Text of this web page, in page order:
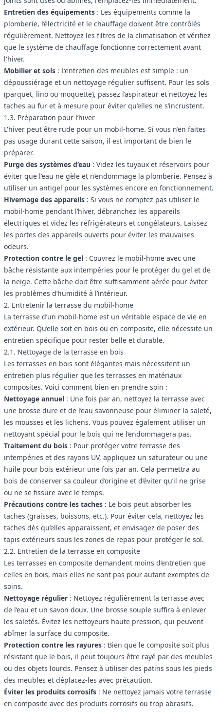
Entretien des équipements : Les équipements comme la
plomberie, l’électricité et le chauffage doivent être contrôlés
régulièrement. Nettoyez les filtres de la climatisation et vérifiez
que le système de chauffage fonctionne correctement avant
l'hiver.
Mobilier et sols : L’entretien des meubles est simple : un
dépoussiérage et un nettoyage régulier suffisent. Pour les sols
(parquet, lino ou moquette), passez l’aspirateur et nettoyez les
taches au fur et à mesure pour éviter qu’elles ne s’incrustent.
1.3. Préparation pour l’hiver
L'hiver peut être rude pour un mobil-home. Si vous n’en faites
pas usage durant cette saison, il est important de bien le
préparer.
Purge des systèmes d’eau : Videz les tuyaux et réservoirs pour
éviter que l’eau ne gèle et n’endommage la plomberie. Pensez à
utiliser un antigel pour les systèmes encore en fonctionnement.
Hivernage des appareils : Si vous ne comptez pas utiliser le
mobil-home pendant l’hiver, débranchez les appareils
électriques et videz les réfrigérateurs et congélateurs. Laissez
les portes des appareils ouverts pour éviter les mauvaises
odeurs.
Protection contre le gel : Couvrez le mobil-home avec une
bâche résistante aux intempéries pour le protéger du gel et de
la neige. Cette bâche doit être suffisamment aérée pour éviter
les problèmes d’humidité à l’intérieur.
2. Entretenir la terrasse du mobil-home
La terrasse d’un mobil-home est un véritable espace de vie en
extérieur. Qu’elle soit en bois ou en composite, elle nécessite un
entretien spécifique pour rester belle et durable.
2.1. Nettoyage de la terrasse en bois
Les terrasses en bois sont élégantes mais nécessitent un
entretien plus régulier que les terrasses en matériaux
composites. Voici comment bien en prendre soin :
Nettoyage annuel : Une fois par an, nettoyez la terrasse avec
une brosse dure et de l’eau savonneuse pour éliminer la saleté,
les mousses et les lichens. Vous pouvez également utiliser un
nettoyant spécial pour le bois qui ne l’endommagera pas.
Traitement du bois : Pour protéger votre terrasse des
intempéries et des rayons UV, appliquez un saturateur ou une
huile pour bois extérieur une fois par an. Cela permettra au
bois de conserver sa couleur d’origine et d’éviter qu’il ne grise
ou ne se fissure avec le temps.
Précautions contre les taches : Le bois peut absorber les
taches (graisses, boissons, etc.). Pour éviter cela, nettoyez les
taches dès qu’elles apparaissent, et envisagez de poser des
tapis extérieurs sous les zones de repas pour protéger le sol.
2.2. Entretien de la terrasse en composite
Les terrasses en composite demandent moins d’entretien que
celles en bois, mais elles ne sont pas pour autant exemptes de
soins.
Nettoyage régulier : Nettoyez régulièrement la terrasse avec
de l’eau et un savon doux. Une brosse souple suffira à enlever
les saletés. Évitez les nettoyeurs haute pression, qui peuvent
abîmer la surface du composite.
Protection contre les rayures : Bien que le composite soit plus
résistant que le bois, il peut toujours être rayé par des meubles
ou des objets lourds. Pensez à utiliser des patins sous les pieds
des meubles et déplacez-les avec précaution.
Éviter les produits corrosifs : Ne nettoyez jamais votre terrasse
en composite avec des produits corrosifs ou trop abrasifs.